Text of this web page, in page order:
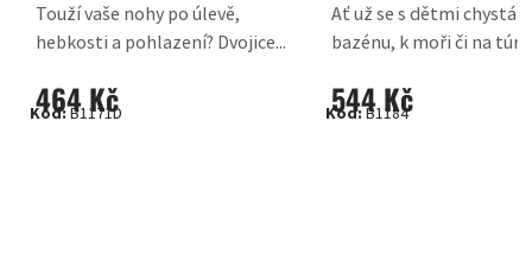
464 Kč
Touží vaše nohy po úlevě,
hebkosti a pohlazení? Dvojice...
Kód:B1171D 544 Kč
Ať už se s dětmi
bazénu, k moři či na
Kód:B1184